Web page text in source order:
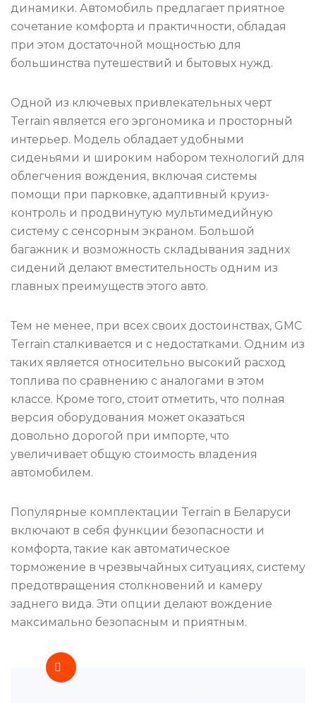
динамики. Автомобиль предлагает приятное
сочетание комфорта и практичности, обладая
при этом достаточной мощностью для
большинства путешествий и бытовых нужд.
Одной из ключевых привлекательных черт
Terrain является его эргономика и просторный
интерьер. Модель обладает удобными
сиденьями и широким набором технологий для
облегчения вождения, включая системы
помощи при парковке, адаптивный круиз-
контроль и продвинутую мультимедийную
систему с сенсорным экраном. Большой
багажник и возможность складывания задних
сидений делают вместительность одним из
главных преимуществ этого авто.
Тем не менее, при всех своих достоинствах, GMC
Terrain сталкивается и с недостатками. Одним из
таких является относительно высокий расход
топлива по сравнению с аналогами в этом
классе. Кроме того, стоит отметить, что полная
версия оборудования может оказаться
довольно дорогой при импорте, что
увеличивает общую стоимость владения
автомобилем.
Популярные комплектации Terrain в Беларуси
включают в себя функции безопасности и
комфорта, такие как автоматическое
торможение в чрезвычайных ситуациях, систему
предотвращения столкновений и камеру
заднего вида. Эти опции делают вождение
максимально безопасным и приятным.